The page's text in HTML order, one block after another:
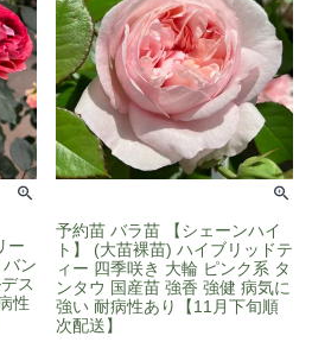
ー
ン
ス
性
予約苗 バラ苗 【シェーンハイ
ト】 (大苗裸苗) ハイブリッドテ
ィー 四季咲き 大輪 ピンク系 タ
ンタウ 国産苗 強香 強健 病気に
強い 耐病性あり【11月下旬順
次配送】